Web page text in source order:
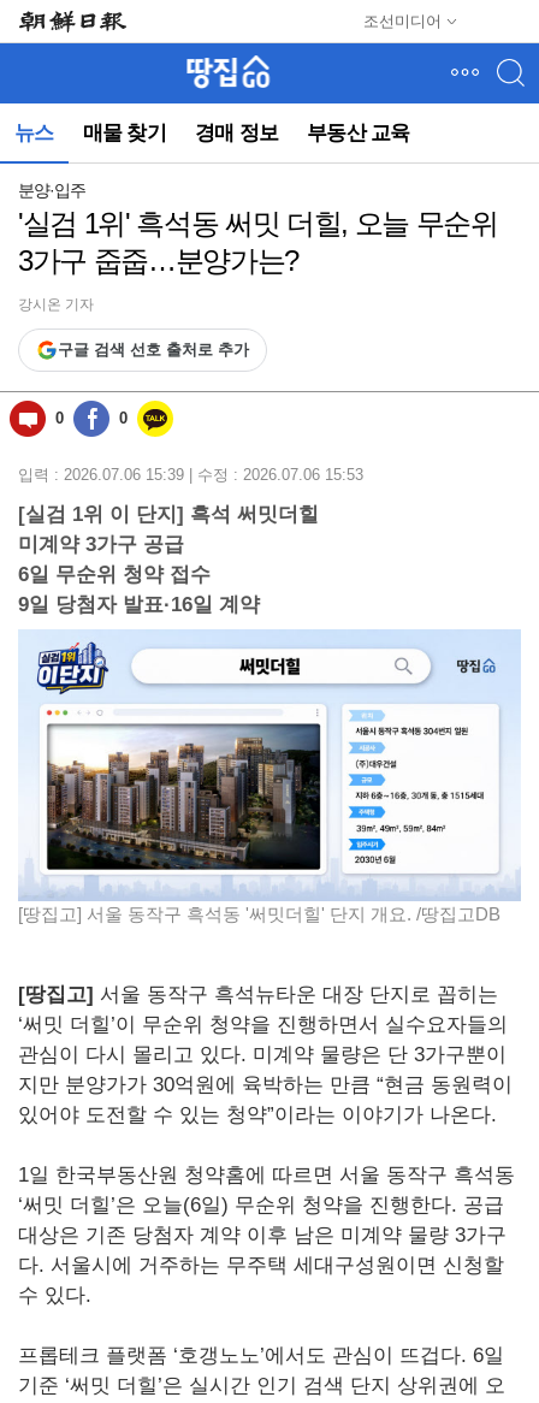
조선미디어
뉴스 매물 찾기 경매 정보 부동산 교육
뉴
(컨
동)
분양·입주
'실검 1위' 흑석동 써밋 더힐, 오늘 무순위
3가구 줍줍…분양가는?
강시온 기자
구글 검색 선호 출처로 추가
0 0
입력 : 2026.07.06 15:39 | 수정 : 2026.07.06 15:53
[실검 1위 이 단지] 흑석 써밋더힐
미계약 3가구 공급
6일 무순위 청약 접수
9일 당첨자 발표·16일 계약
[땅집고] 서울 동작구 흑석동 '써밋더힐' 단지 개요. /땅집고DB
[땅집고] 서울 동작구 흑석뉴타운 대장 단지로 꼽히는
‘써밋 더힐’이 무순위 청약을 진행하면서 실수요자들의
관심이 다시 몰리고 있다. 미계약 물량은 단 3가구뿐이
지만 분양가가 30억원에 육박하는 만큼 “현금 동원력이
있어야 도전할 수 있는 청약”이라는 이야기가 나온다.
1일 한국부동산원 청약홈에 따르면 서울 동작구 흑석동
‘써밋 더힐’은 오늘(6일) 무순위 청약을 진행한다. 공급
대상은 기존 당첨자 계약 이후 남은 미계약 물량 3가구
다. 서울시에 거주하는 무주택 세대구성원이면 신청할
수 있다.
프롭테크 플랫폼 ‘호갱노노’에서도 관심이 뜨겁다. 6일
기준 ‘써밋 더힐’은 실시간 인기 검색 단지 상위권에 오